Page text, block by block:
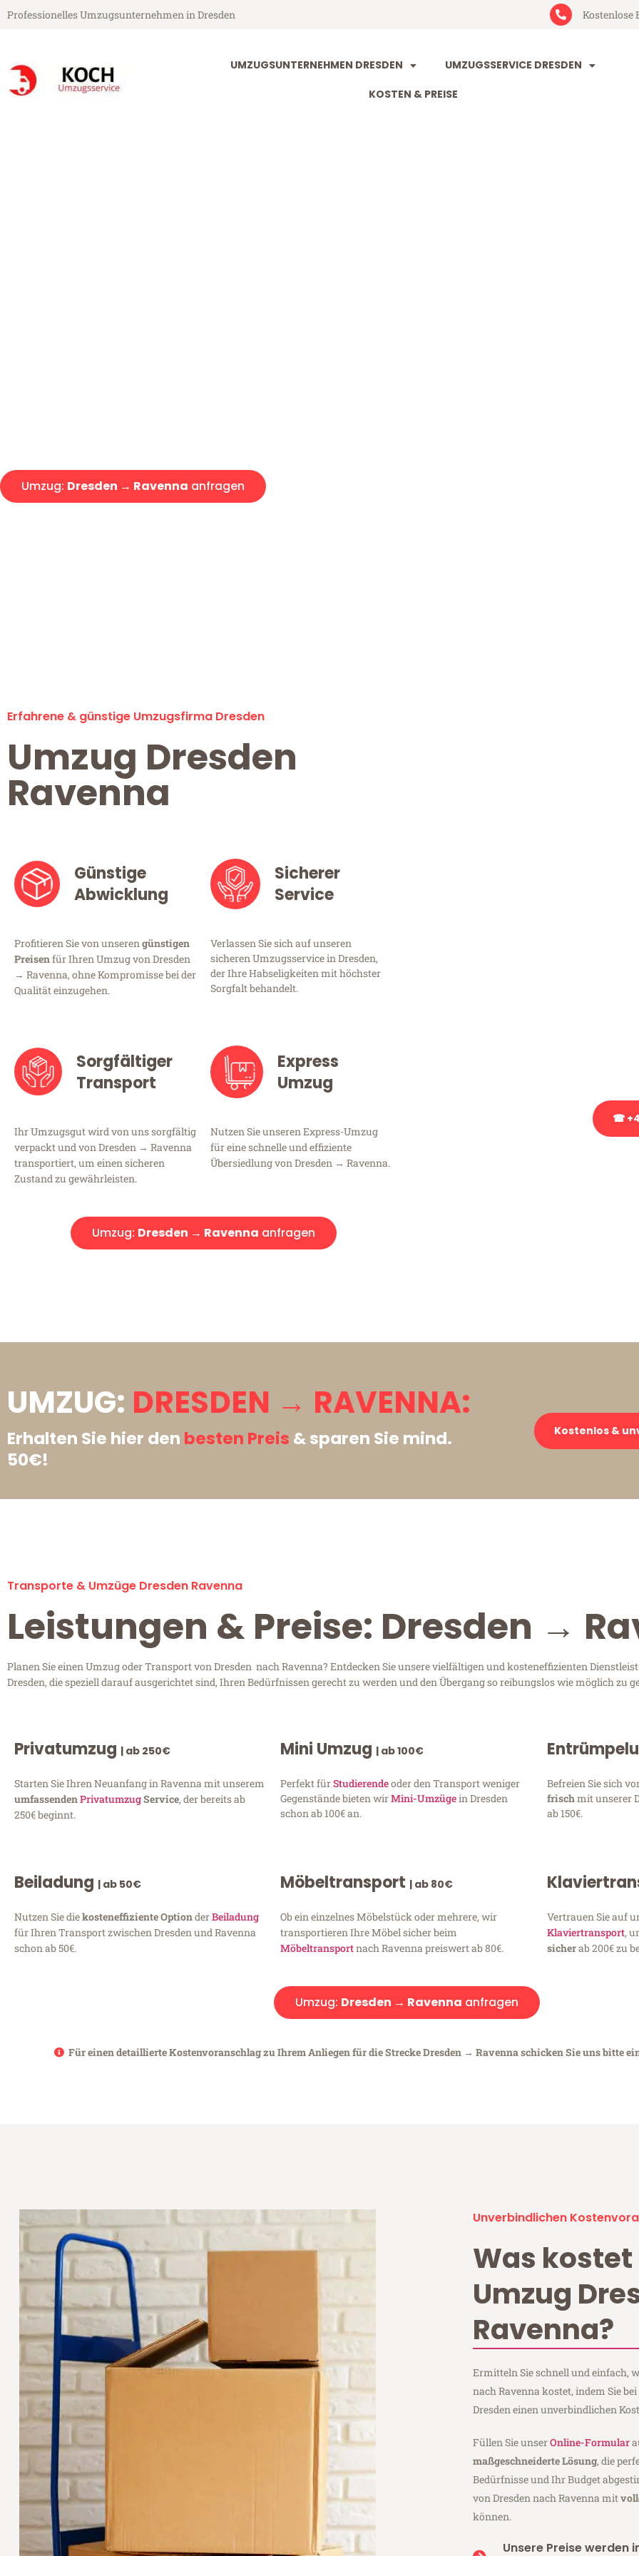
Professionelles Umzugsunternehmen in Dresden Kostenlose
UMZUGSUNTERNEHMEN DRESDEN UMZUGSSERVICE DRESDEN
KOSTEN & PREISE
Umzug: Dresden → Ravenna anfragen
Erfahrene & günstige Umzugsfirma Dresden
Umzug Dresden
Ravenna
Günstige
Abwicklung
Profitieren Sie von unserengünstigen
Preisenfür Ihren Umzug von Dresden
→ Ravenna, ohne Kompromisse bei der
Qualität einzugehen.
Sicherer
Service
Verlassen Sie sich auf unseren
sicheren Umzugsservice in Dresden,
der Ihre Habseligkeiten mit höchster
Sorgfalt behandelt.
Sorgfältiger
Transport
Ihr Umzugsgut wird von uns sorgfältig
verpackt und von Dresden → Ravenna
transportiert, um einen sicheren
Zustand zu gewährleisten.
Express
Umzug
Nutzen Sie unseren Express-Umzug
für eine schnelle und effiziente
Übersiedlung von Dresden → Ravenna.
Umzug: Dresden → Ravenna anfragen
☎
UMZUG: DRESDEN → RAVENNA:
Erhalten Sie hier den besten Preis & sparen Sie mind.
50€!
Kostenlos &
Transporte & Umzüge Dresden Ravenna
Leistungen & Preise: Dresden →
Planen Sie einen Umzug oder Transport von Dresden nach Ravenna? Entdecken Sie unsere vielfältigen und kosteneffizienten
Dresden, die speziell darauf ausgerichtet sind, Ihren Bedürfnissen gerecht zu werden und den Übergang so reibungslos wie möglich zu
Privatumzug | ab 250€
Starten Sie Ihren Neuanfang in Ravenna mit unserem
umfassendenPrivatumzugService, der bereits ab
250€ beginnt.
Mini Umzug | ab 100€
Perfekt fürStudierendeoder den Transport weniger
Gegenstände bieten wirMini-Umzügein Dresden
schon ab 100€ an.
Befreien Sie sich
frischmit unserer
ab 150€.
Beiladung | ab 50€
Nutzen Sie diekosteneffiziente OptionderBeiladung
für Ihren Transport zwischen Dresden und Ravenna
schon ab 50€.
Möbeltransport | ab 80€
Ob ein einzelnes Möbelstück oder mehrere, wir
transportieren Ihre Möbel sicher beim
Möbeltransportnach Ravenna preiswert ab 80€.
Vertrauen Sie auf
Klaviertransport,
sicherab 200€ zu
Umzug: Dresden → Ravenna anfragen
Für einen detaillierte Kostenvoranschlag zu Ihrem Anliegen für die Strecke Dresden → Ravenna schicken Sie uns bitte
Unverbindlichen
Was kostet
Umzug
Ravenna?
Ermitteln Sie schnell und einfach,
nach Ravenna kostet, indem Sie
Dresden einen unverbindlichen
Füllen Sie unserOnline-Formular
maßgeschneiderte Lösung, die
Bedürfnisse und Ihr Budget
von Dresden nach Ravenna mit
können.
Unsere Preise werden